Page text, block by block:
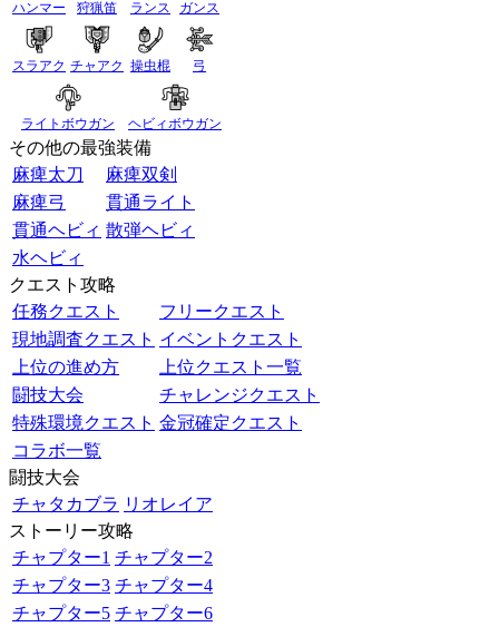
ハンマー 狩猟笛 ランス ガンス
スラアク チャアク 操虫棍 弓
ライトボウガン ヘビィボウガン
その他の最強装備
麻痺太刀
麻痺双剣
麻痺弓
貫通ライト
貫通ヘビィ 散弾ヘビィ
水ヘビィ
クエスト攻略
任務クエスト
フリークエスト
現地調査クエスト イベントクエスト
上位の進め方
上位クエスト一覧
闘技大会
チャレンジクエスト
特殊環境クエスト 金冠確定クエスト
コラボ一覧
闘技大会
チャタカブラ リオレイア
ストーリー攻略
チャプター1 チャプター2
チャプター3 チャプター4
チャプター5 チャプター6